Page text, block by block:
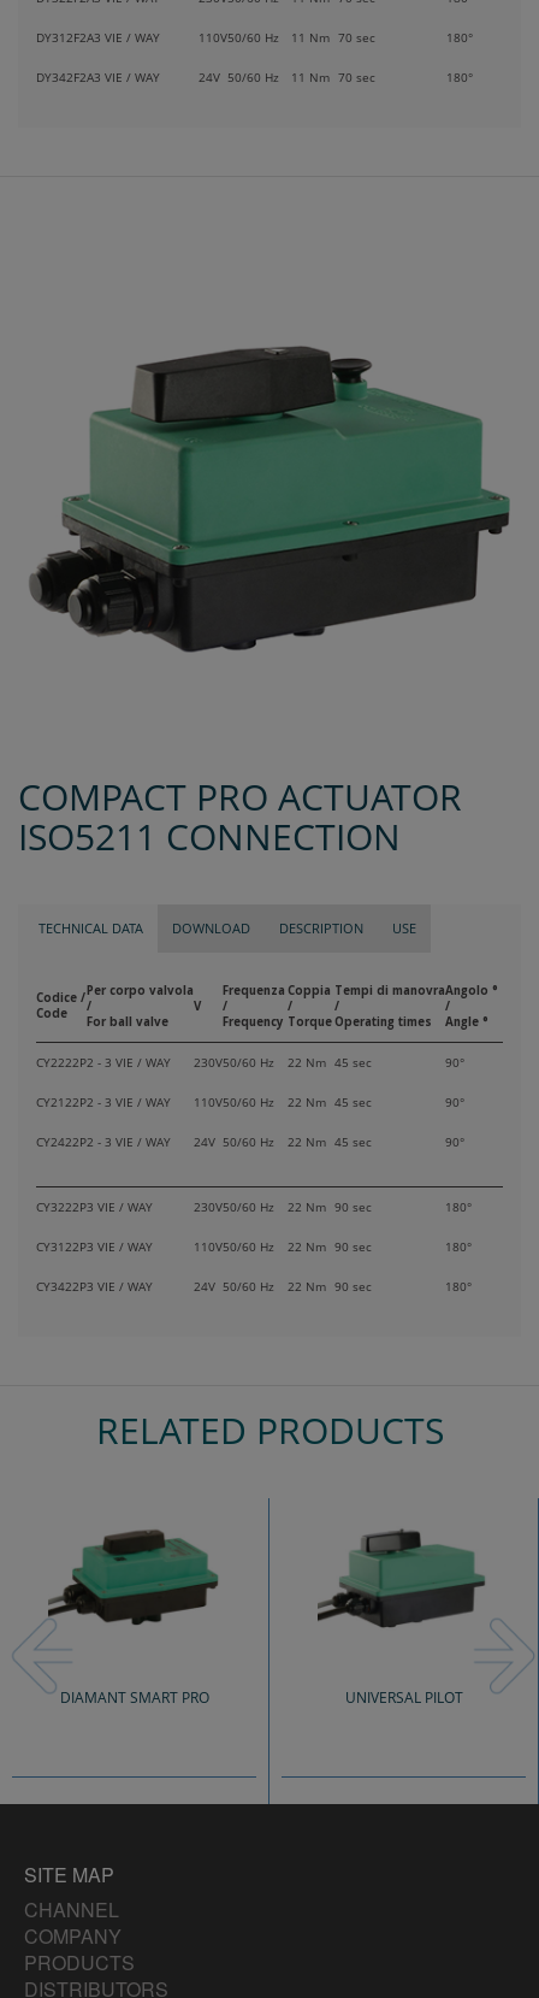
DY312F2A3 VIE / WAY 110V50/60 Hz 11 Nm 70 sec 180°
DY342F2A3 VIE / WAY 24V 50/60 Hz 11 Nm 70 sec 180°
COMPACT PRO ACTUATOR
ISO5211 CONNECTION
TECHNICAL DATA DOWNLOAD DESCRIPTION USE
Codice /
Code
Per corpo valvola
/
For ball valve
V
Frequenza
/
Frequency
Coppia
/
Torque
Tempi di manovra
/
Operating times
Angolo °
/
Angle °
CY2222P2 - 3 VIE / WAY 230V50/60 Hz 22 Nm 45 sec 90°
CY2122P2 - 3 VIE / WAY 110V50/60 Hz 22 Nm 45 sec 90°
CY2422P2 - 3 VIE / WAY 24V 50/60 Hz 22 Nm 45 sec 90°
CY3222P3 VIE / WAY 230V50/60 Hz 22 Nm 90 sec 180°
CY3122P3 VIE / WAY 110V50/60 Hz 22 Nm 90 sec 180°
CY3422P3 VIE / WAY 24V 50/60 Hz 22 Nm 90 sec 180°
RELATED PRODUCTS
DIAMANT SMART PRO UNIVERSAL PILOT
SITE MAP
CHANNEL
COMPANY
PRODUCTS
DISTRIBUTORS